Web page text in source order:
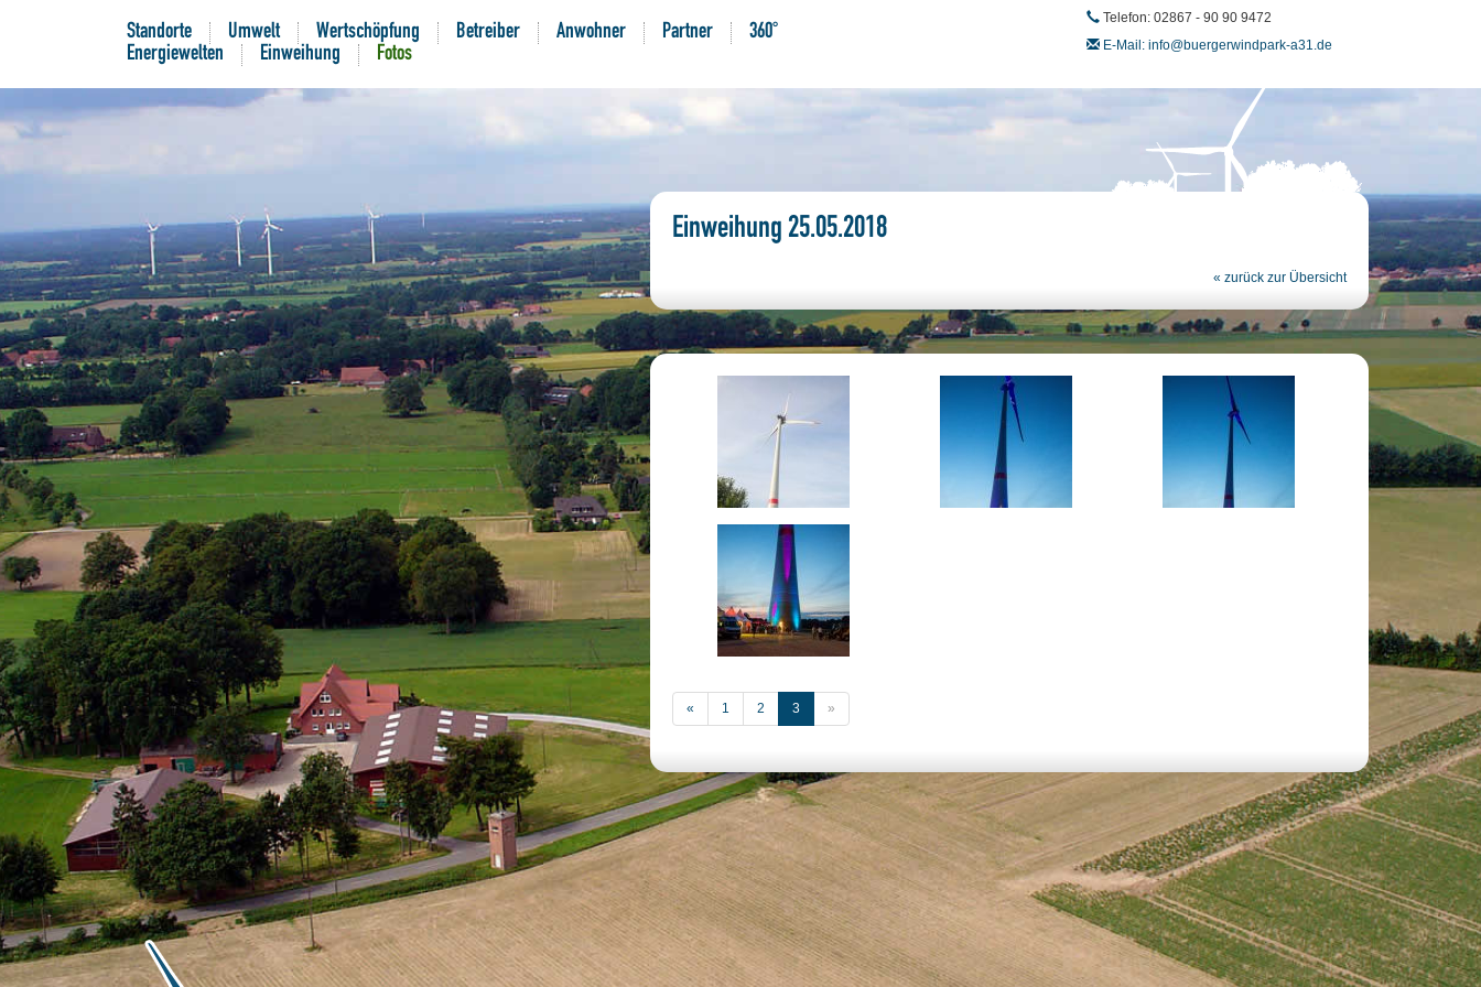
Standorte Umwelt Wertschöpfung Betreiber Anwohner Partner
360°
Energiewelten
Einweihung Fotos
Telefon: 02867 - 90 90 9472
E-Mail: info@buergerwindpark-a31.de
Einweihung 25.05.2018
« zurück zur Übersicht
« 1 2 3 »